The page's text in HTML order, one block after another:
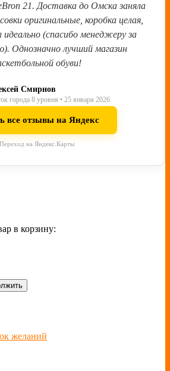
21. Доставка до Омска заняла
оригинальные, коробка целая,
идеально (спасибо менеджеру за
Однозначно лучший магазин
обуви!
Смирнов
города 8 уровня • 25 января 2026
все отзывы на Яндекс
Переход на Яндекс.Карты
в корзину:
желаний